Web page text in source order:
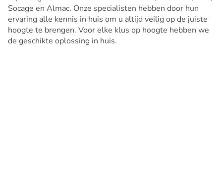
Socage en Almac. Onze specialisten hebben door hun
ervaring alle kennis in huis om u altijd veilig op de juiste
hoogte te brengen. Voor elke klus op hoogte hebben we
de geschikte oplossing in huis.